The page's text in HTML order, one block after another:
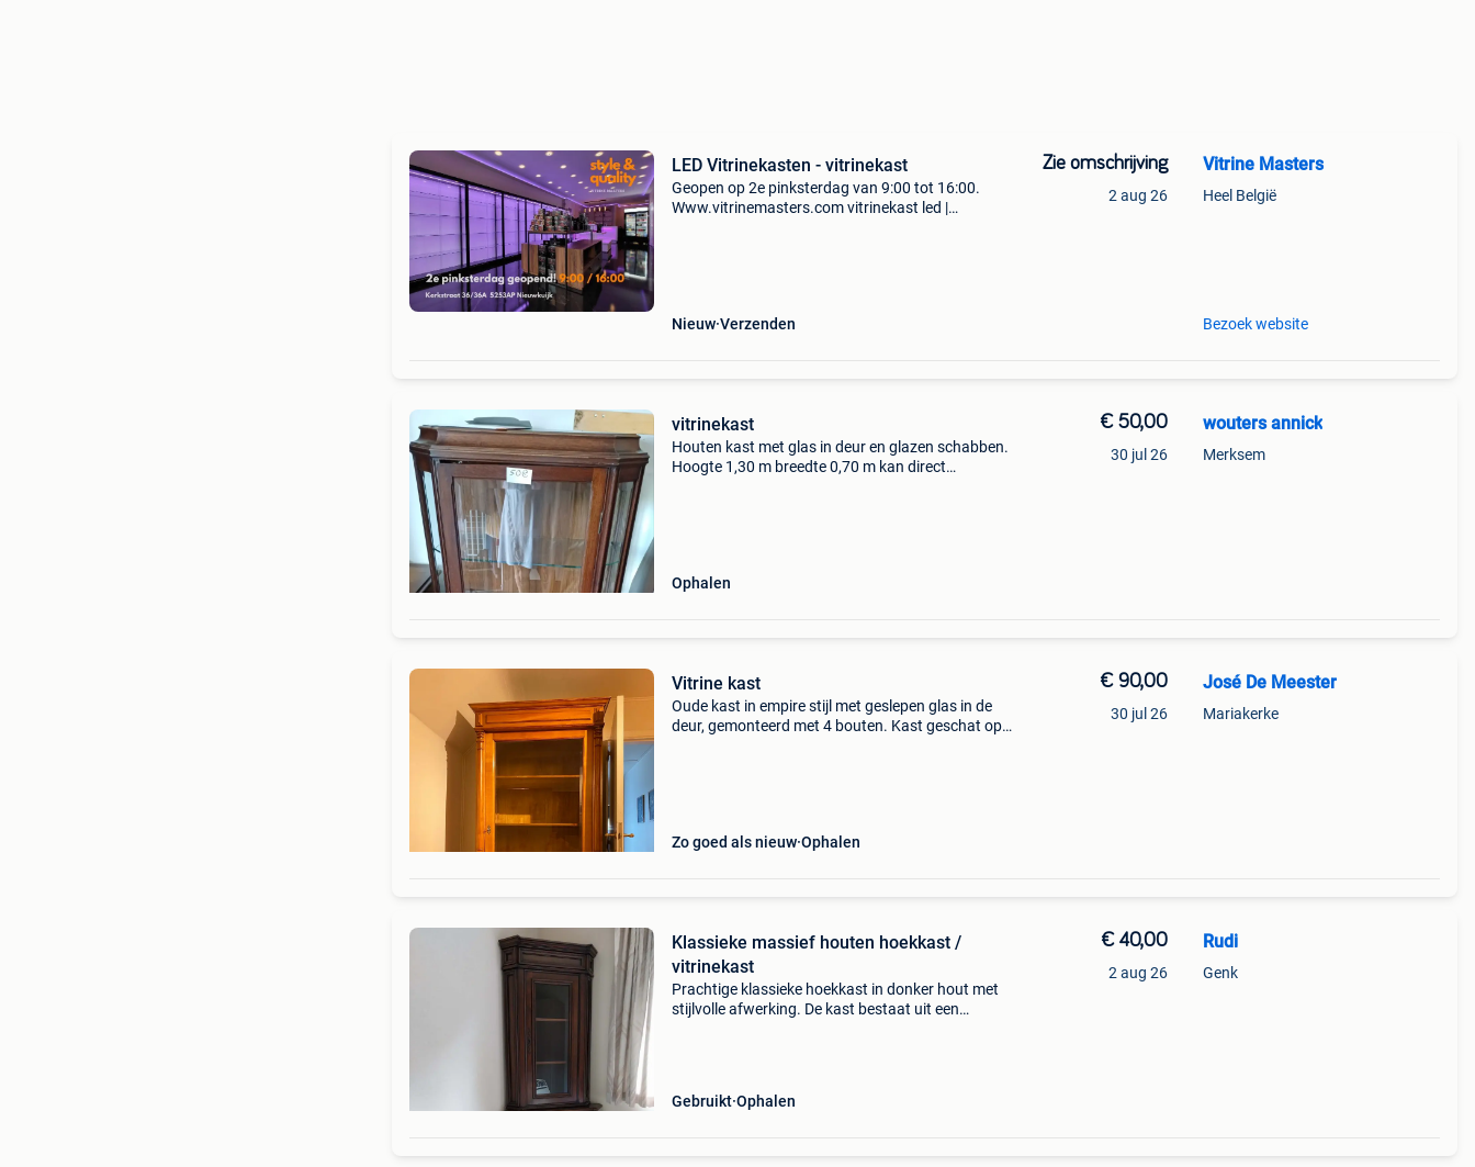
LED Vitrinekasten - vitrinekast
Geopen op 2e pinksterdag van 9:00 tot 16:00.
Www.vitrinemasters.com vitrinekast led |
Nieuw Verzenden
Zie omschrijving
2 aug 26
Vitrine Masters
Heel België
Bezoek website
vitrinekast
Houten kast met glas in deur en glazen schabben.
Hoogte 1,30 m breedte 0,70 m kan direct
Ophalen
€ 50,00
30 jul 26
wouters annick
Merksem
Vitrine kast
Oude kast in empire stijl met geslepen glas in de
deur, gemonteerd met 4 bouten. Kast geschat op
Zo goed als nieuw Ophalen
€ 90,00
30 jul 26
José De Meester
Mariakerke
Klassieke massief houten hoekkast /
vitrinekast
Prachtige klassieke hoekkast in donker hout met
stijlvolle afwerking. De kast bestaat uit een
Gebruikt Ophalen
€ 40,00
2 aug 26
Rudi
Genk